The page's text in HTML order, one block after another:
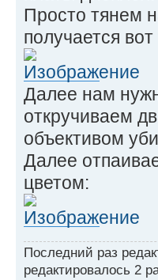
Просто тянем
получается
Далее нам
откручиваем
объективом
Далее
цветом:
Последний раз
редактировалось 2